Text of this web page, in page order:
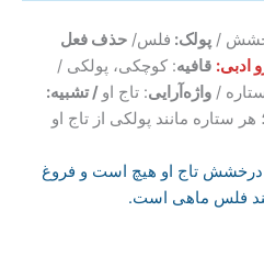
/ پولک: فلس/ حذف فعل
ادبی: قافیه: کوچکی، پولکی /
/ واژه‌آرایی: تاج او / تشبیه:
ستاره مانند پولکی از تاج او
درخشش تاج او هیچ است و فروغ
فلس ماهی است.